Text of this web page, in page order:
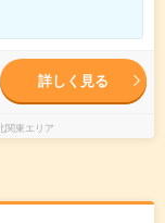
詳しく見る
東エリア